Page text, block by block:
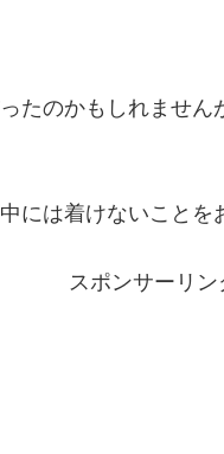
たのかもしれません
には着けないことを
スポンサーリン